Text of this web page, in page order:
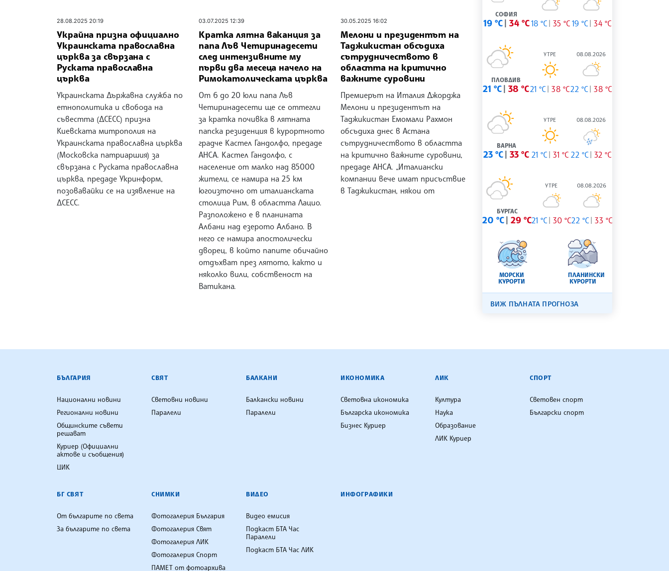
28.08.2025 20:19
Украйна призна официално
Украинската православна
църква за свързана с
Руската православна
църква
Украинската Държавна служба по
етнополитика и свобода на
съвестта (ДСЕСС) призна
Киевската митрополия на
Украинската православна църква
(Московска патриаршия) за
свързана с Руската православна
църква, предаде Укринформ,
позовавайки се на изявление на
ДСЕСС.
03.07.2025 12:39
Кратка лятна ваканция за
папа Лъв Четиринадесети
след интензивните му
първи два месеца начело на
Римокатолическата църква
От 6 до 20 юли папа Лъв
Четиринадесети ще се оттегли
за кратка почивка в лятната
папска резиденция в курортното
градче Кастел Гандолфо, предаде
АНСА. Кастел Гандолфо, с
население от малко над 85000
жители, се намира на 25 км
югоизточно от италианската
столица Рим, в областта Лацио.
Разположено е в планината
Албани над езерото Албано. В
него се намира апостолически
дворец, в който папите обичайно
отдъхват през лятото, както и
няколко вили, собственост на
Ватикана.
30.05.2025 16:02
Мелони и президентът на
Таджикистан обсъдиха
сътрудничеството в
областта на критично
важните суровини
Премиерът на Италия Джорджа
Мелони и президентът на
Таджикистан Емомали Рахмон
обсъдиха днес в Астана
сътрудничеството в областта
на критично важните суровини,
предаде АНСА. „Италиански
компании вече имат присъствие
в Таджикистан, някои от
СОФИЯ
19 °C 34 °C18 °C 35 °C 19 °C 34 °C
ПЛОВДИВ
21 °C 38 °C
УТРЕ
21 °C 38 °C
08.08.2026
22 °C 38 °C
ВАРНА
23 °C 33 °C
УТРЕ
21 °C 31 °C
08.08.2026
22 °C 32 °C
БУРГАС
20 °C 29 °C
УТРЕ
21 °C 30 °C
08.08.2026
22 °C 33 °C
МОРСКИ
КУРОРТИ
ПЛАНИНСКИ
КУРОРТИ
ВИЖ ПЪЛНАТА ПРОГНОЗА
БЪЛГАРСКА ТЕЛЕГРАФНА АГЕНЦИЯ
БЪЛГАРИЯ
Национални новини
Регионални новини
Общинските съвети
решават
Куриер (Официални
актове и съобщения)
ЦИК
СВЯТ
Световни новини
Паралели
БАЛКАНИ
Балкански новини
Паралели
ИКОНОМИКА
Световна икономика
Българска икономика
Бизнес Куриер
ЛИК
Култура
Наука
Образование
ЛИК Куриер
СПОРТ
Световен спорт
Български спорт
БГ СВЯТ
От българите по света
За българите по света
СНИМКИ
Фотогалерия България
Фотогалерия Свят
Фотогалерия ЛИК
Фотогалерия Спорт
ПАМЕТ от фотоархива
ВИДЕО
Видео емисия
Подкаст БТА Час
Паралели
Подкаст БТА Час ЛИК
ИНФОГРАФИКИ